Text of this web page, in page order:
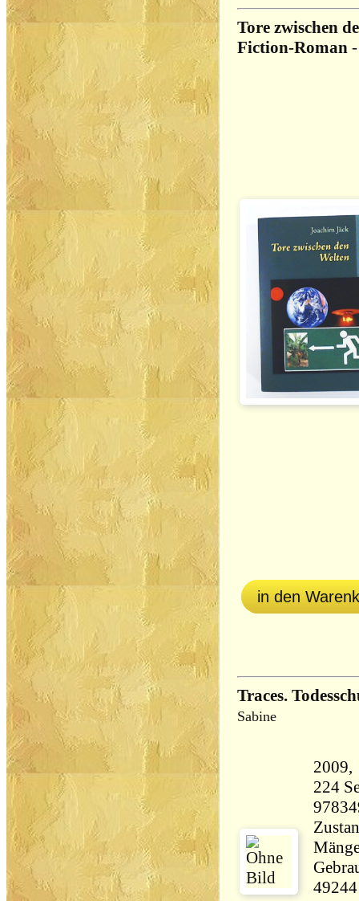
Tore zwischen
Fiction-Roman
in den
Traces.
Sabine
224 Seiten
49244